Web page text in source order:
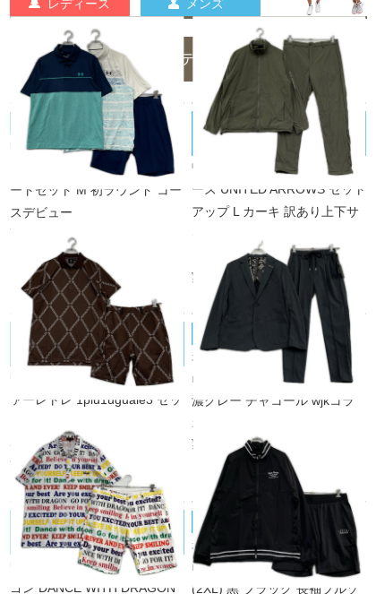
レディース メンズ
メンズのコーディネート一覧
UNDER ARMOUR/アンダーアーマー
中古 メンズ アンダーアーマー
UNDER ARMOUR コーディネ
ートセット M 初ラウンド コー
スデビュー
¥7,700 税込
UNITED ARROWS/ユナイテッドアロ
中古 メンズ ユナイテッドアロ
ーズ UNITED ARROWS セット
アップ L カーキ 訳あり上下サ
ヨコストレッチ 撥水 透湿
¥17,600 税込
1PIU1UGUALE3/ウノピｭウノウグァ
ーレトレ
中古 メンズ ウノピュウノウグ
ァーレトレ 1piu1uguale3 セッ
半袖ポロシャツ×ハーフパンツ
¥28,600 税込
muta MARINE/ムータマリン
未使用品 メンズ ムータマリン
muta MARINE セットアップ S
濃グレー チャコール wjkコラ
ボ
¥77,000 税込
DANCE WITH DRAGON/ダンスウィ
ズドラゴン
中古 メンズ ダンスウィズドラ
ゴン DANCE WITH DRAGON
muta MARINE/ムータマリン
未使用品 メンズ ムータマリン
muta MARINE セットアップ 8
(2XL) 黒 ブラック 長袖ブルゾ